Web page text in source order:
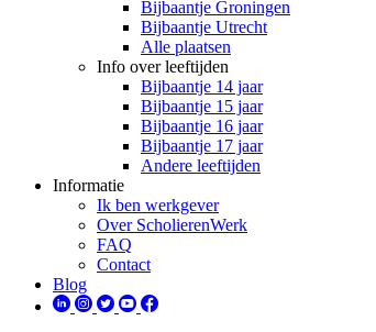
Bijbaantje Groningen
Bijbaantje Utrecht
Alle plaatsen
Info over leeftijden
Bijbaantje 14 jaar
Bijbaantje 15 jaar
Bijbaantje 16 jaar
Bijbaantje 17 jaar
Andere leeftijden
Informatie
Ik ben werkgever
Over ScholierenWerk
FAQ
Contact
Blog